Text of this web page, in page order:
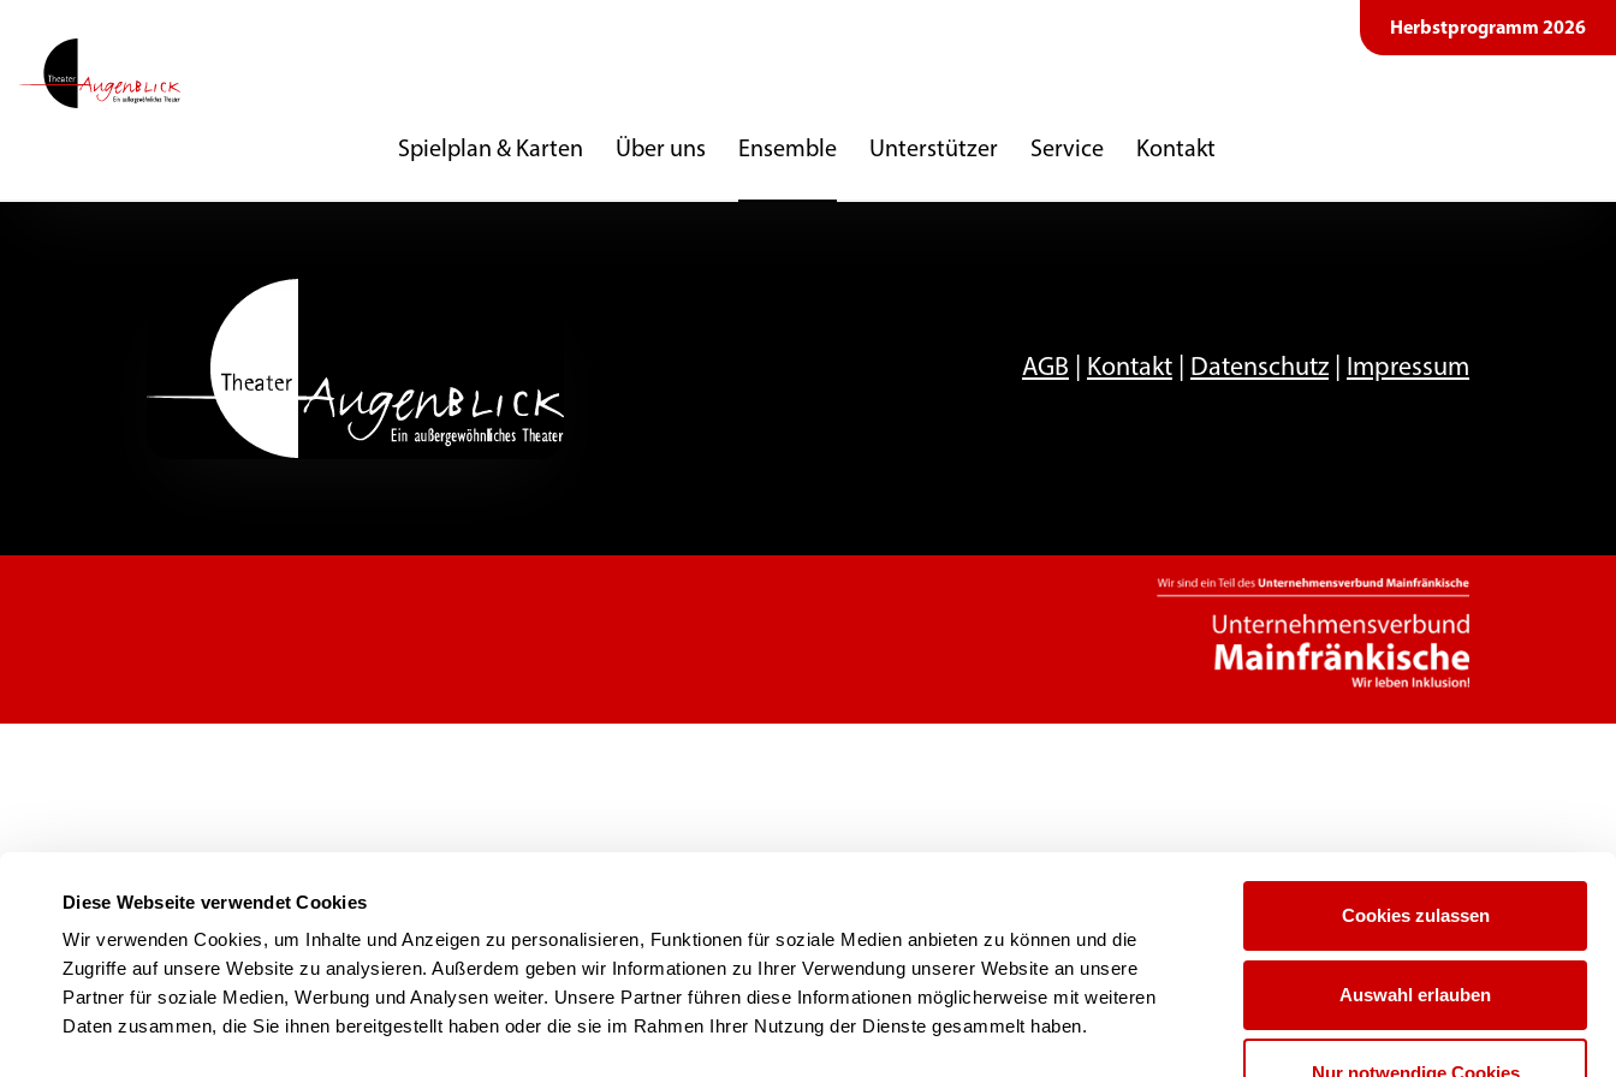
Diese Webseite verwendet Cookies
Wir verwenden Cookies, um Inhalte und Anzeigen zu personalisieren, Funktionen für soziale Medien anbieten zu können und die
Zugriffe auf unsere Website zu analysieren. Außerdem geben wir Informationen zu Ihrer Verwendung unserer Website an unsere
Partner für soziale Medien, Werbung und Analysen weiter. Unsere Partner führen diese Informationen möglicherweise mit weiteren
Daten zusammen, die Sie ihnen bereitgestellt haben oder die sie im Rahmen Ihrer Nutzung der Dienste gesammelt haben.
Cookies zulassen
Auswahl erlauben
Nur notwendige Cookies
Herbstprogramm 2026
Spielplan & Karten Über uns Ensemble Unterstützer Service Kontakt
AGB Kontakt| Datenschutz| Impressum